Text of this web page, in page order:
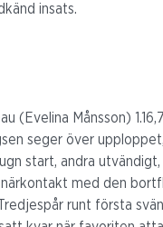
insats.
(Evelina Månsson)
seger över
start, andra
med den
runt första